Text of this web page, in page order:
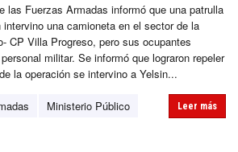
las Fuerzas Armadas informó que una patrulla
una camioneta en el sector de la
CP Villa Progreso, pero sus ocupantes
militar. Se informó que lograron repeler
la operación se intervino a Yelsin...
Ministerio Público
Leer más